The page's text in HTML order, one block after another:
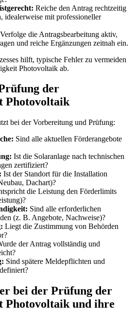
Reiche den Antrag rechtzeitig
idealerweise mit professioneller
Verfolge die Antragsbearbeitung aktiv,
und reiche Ergänzungen zeitnah ein.
hilft, typische Fehler zu vermeiden
Photovoltaik ab.
der
Photovoltaik
bei der Vorbereitung und Prüfung:
Sind alle aktuellen Förderangebote
Ist die Solaranlage nach technischen
zertifiziert?
Ist der Standort für die Installation
Dachart)?
die Leistung den Förderlimits
Sind alle erforderlichen
(z. B. Angebote, Nachweise)?
Liegt die Zustimmung von Behörden
der Antrag vollständig und
Sind spätere Meldepflichten und
bei der Prüfung der
Photovoltaik und ihre